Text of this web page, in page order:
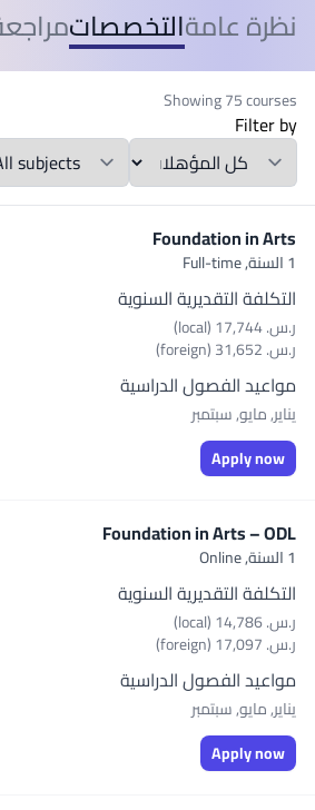
نظرة عامةالتخصصات
Showing 75 courses
Filter by
Qualification المواد الدراسية
Foundation in Arts
1 السنة, Full-time
التكلفة التقديرية السنوية
ر.س.‏ 17,744 (local)
ر.س.‏ 31,652 (foreign)
مواعيد الفصول الدراسية
يناير, مايو, سبتمبر
Apply now
Foundation in Arts – ODL
1 السنة, Online
التكلفة التقديرية السنوية
ر.س.‏ 14,786 (local)
ر.س.‏ 17,097 (foreign)
مواعيد الفصول الدراسية
يناير, مايو, سبتمبر
Apply now